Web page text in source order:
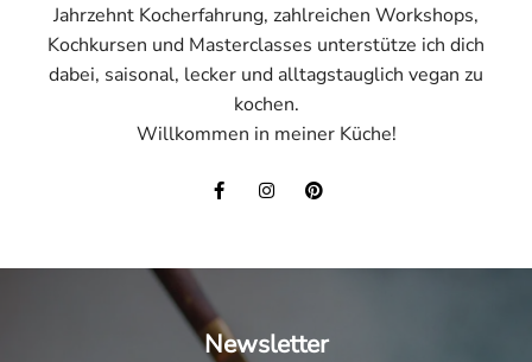
Jahrzehnt Kocherfahrung, zahlreichen Workshops,
Kochkursen und Masterclasses unterstütze ich dich
dabei, saisonal, lecker und alltagstauglich vegan zu
kochen.
Willkommen in meiner Küche!
Newsletter